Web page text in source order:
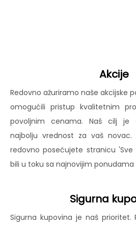
Akcije
Redovno ažuriramo naše akcijske
omogućili pristup kvalitetnim
povoljnim cenama. Naš cilj je
najbolju vrednost za vaš
redovno posećujete stranicu
bili u toku sa najnovijim
Sigurna
Sigurna kupovina je naš